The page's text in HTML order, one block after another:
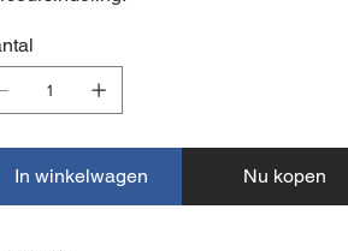
In winkelwagen Nu kopen